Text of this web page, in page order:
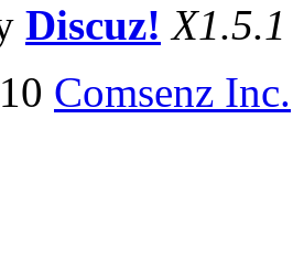
Discuz! X1.5.1
Comsenz Inc.